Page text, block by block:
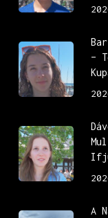
–
A